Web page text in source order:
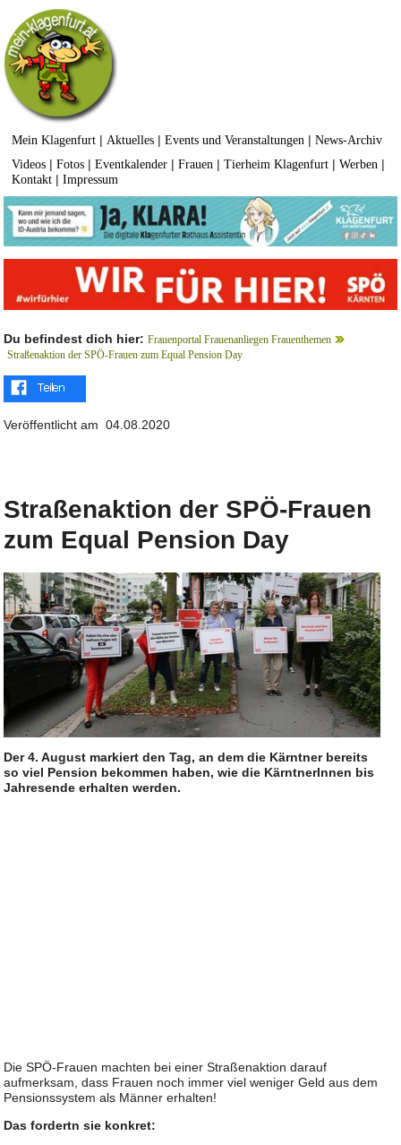
Mein Klagenfurt | Aktuelles |Events und Veranstaltungen |News-Archiv
Videos |Fotos |Eventkalender |Frauen |Tierheim Klagenfurt |Werben |
Kontakt |Impressum
Du befindest dich hier: Frauenportal Frauenanliegen Frauenthemen
Straßenaktion der SPÖ-Frauen zum Equal Pension Day
Veröffentlicht am 04.08.2020
Straßenaktion der SPÖ-Frauen
zum Equal Pension Day
Der 4. August markiert den Tag, an dem die Kärntner bereits
so viel Pension bekommen haben, wie die KärntnerInnen bis
Jahresende erhalten werden.
Die SPÖ-Frauen machten bei einer Straßenaktion darauf
aufmerksam, dass Frauen noch immer viel weniger Geld aus dem
Pensionssystem als Männer erhalten!
Das fordertn sie konkret: